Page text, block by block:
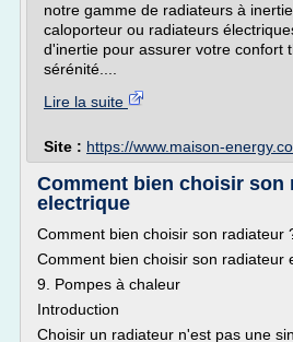
notre gamme de radiateurs à
caloporteur ou radiateurs
d'inertie pour assurer votre confort
sérénité....
Lire la suite
Site : https://www.maison-
Comment bien choisir son
electrique
Comment bien choisir son radiateur
Comment bien choisir son radiateur
9. Pompes à chaleur
Introduction
Choisir un radiateur n'est pas une